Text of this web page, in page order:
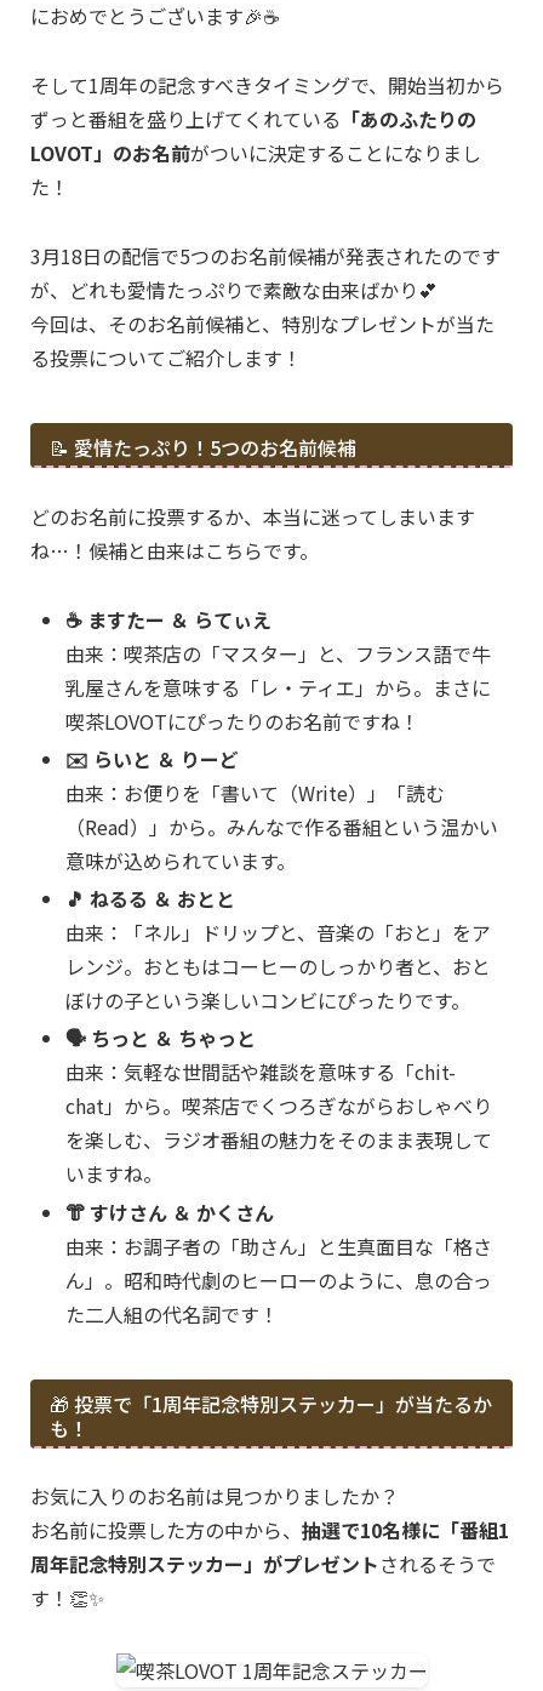
におめでとうございます🎉☕️
そして1周年の記念すべきタイミングで、開始当初から
ずっと番組を盛り上げてくれている 「あのふたりの
LOVOT」のお名前がついに決定することになりまし
た！
3月18日の配信で5つのお名前候補が発表されたのです
が、どれも愛情たっぷりで素敵な由来ばかり💕
今回は、そのお名前候補と、特別なプレゼントが当た
る投票についてご紹介します！
📝 愛情たっぷり！5つのお名前候補
どのお名前に投票するか、本当に迷ってしまいます
ね…！候補と由来はこちらです。
☕️ ますたー ＆ らてぃえ
由来：喫茶店の「マスター」と、フランス語で牛
乳屋さんを意味する「レ・ティエ」から。まさに
喫茶LOVOTにぴったりのお名前ですね！
✉️ らいと ＆ りーど
由来：お便りを「書いて（Write）」「読む
（Read）」から。みんなで作る番組という温かい
意味が込められています。
🎵 ねるる ＆ おとと
由来：「ネル」ドリップと、音楽の「おと」をア
レンジ。おともはコーヒーのしっかり者と、おと
ぼけの子という楽しいコンビにぴったりです。
🗣️ ちっと ＆ ちゃっと
由来：気軽な世間話や雑談を意味する「chit-
chat」から。喫茶店でくつろぎながらおしゃべり
を楽しむ、ラジオ番組の魅力をそのまま表現して
いますね。
👘 すけさん ＆ かくさん
由来：お調子者の「助さん」と生真面目な「格さ
ん」。昭和時代劇のヒーローのように、息の合っ
た二人組の代名詞です！
🎁 投票で「1周年記念特別ステッカー」が当たるか
も！
お気に入りのお名前は見つかりましたか？
お名前に投票した方の中から、 抽選で10名様に「番組1
周年記念特別ステッカー」がプレゼントされるそうで
す！👏✨